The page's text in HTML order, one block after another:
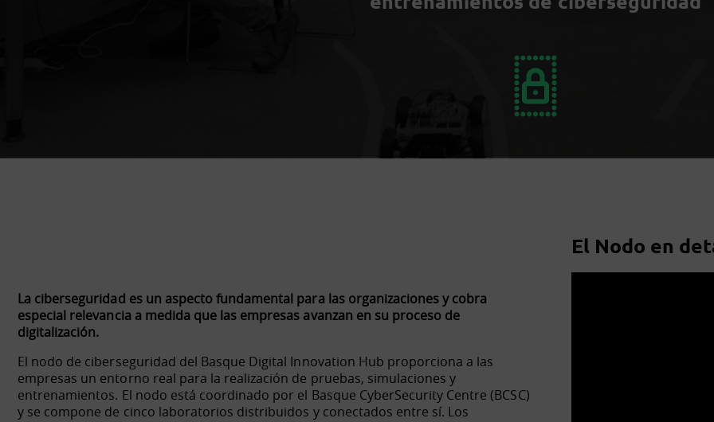
La ciberseguridad es un aspecto fundamental para las organizaciones y cobra
especial relevancia a medida que las empresas avanzan en su proceso de
digitalización.
El nodo de ciberseguridad del Basque Digital Innovation Hub proporciona a las
empresas un entorno real para la realización de pruebas, simulaciones y
entrenamientos. El nodo está coordinado por el Basque CyberSecurity Centre (BCSC)
y se compone de cinco laboratorios distribuidos y conectados entre sí. Los
El Nodo en